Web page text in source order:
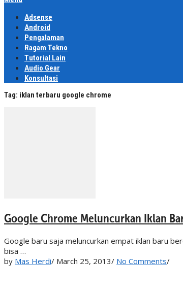
Adsense
Android
Pengalaman
Ragam Tekno
Tutorial Lain
Audio Gear
Konsultasi
Tag: iklan terbaru google chrome
Google Chrome Meluncurkan Iklan
Google baru saja meluncurkan empat iklan baru
bisa …
by Mas Herdi/ March 25, 2013/ No Comments/